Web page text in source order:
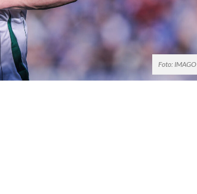
Foto: IMAGO